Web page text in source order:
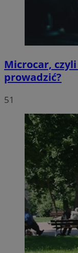
Microcar,
prowadzić?
51